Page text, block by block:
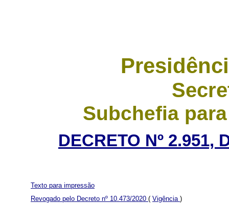
Subchefia
DECRETO Nº 2.951,
Texto para impressão
Revogado pelo Decreto nº 10.473/2020 ( Vigência )